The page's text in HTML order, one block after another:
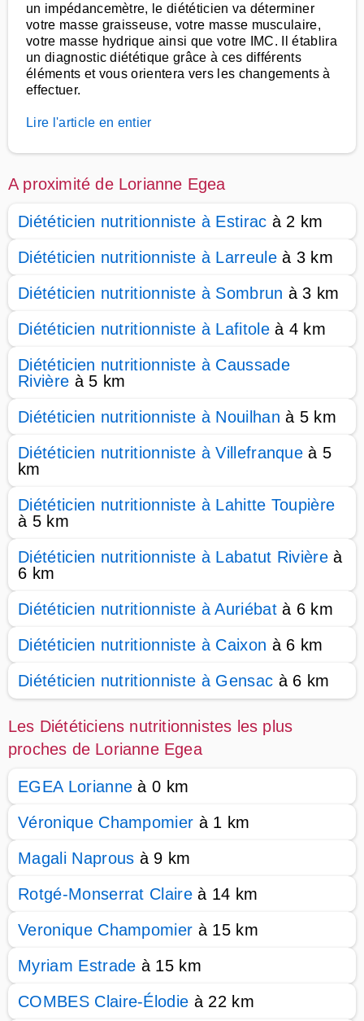
un impédancemètre, le diététicien va déterminer
votre masse graisseuse, votre masse musculaire,
votre masse hydrique ainsi que votre IMC. Il établira
un diagnostic diététique grâce à ces différents
éléments et vous orientera vers les changements à
effectuer.
Lire l'article en entier
A proximité de Lorianne Egea
Diététicien nutritionniste à Estirac à 2 km
Diététicien nutritionniste à Larreuleà 3 km
Diététicien nutritionniste à Sombrun à 3 km
Diététicien nutritionniste à Lafitoleà 4 km
Diététicien nutritionniste à Caussade
Rivière à 5 km
Diététicien nutritionniste à Nouilhan à 5 km
Diététicien nutritionniste à Villefranque à 5
km
Diététicien nutritionniste à Lahitte Toupière
à 5 km
Diététicien nutritionniste à Labatut Rivière à
6 km
Diététicien nutritionniste à Auriébatà 6 km
Diététicien nutritionniste à Caixon à 6 km
Diététicien nutritionniste à Gensac à 6 km
Les Diététiciens nutritionnistes les plus
proches de Lorianne Egea
EGEA Lorianne à 0 km
Véronique Champomier à 1 km
Magali Naprous à 9 km
Rotgé-Monserrat Claire à 14 km
Veronique Champomier à 15 km
Myriam Estrade à 15 km
COMBES Claire-Élodie à 22 km